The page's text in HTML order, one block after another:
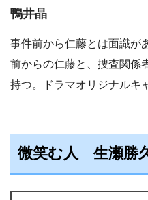
鴨井晶
事件前から仁藤とは面識が
前からの仁藤と、捜査関係
持つ。ドラマオリジナルキ
微笑む人 生瀬勝